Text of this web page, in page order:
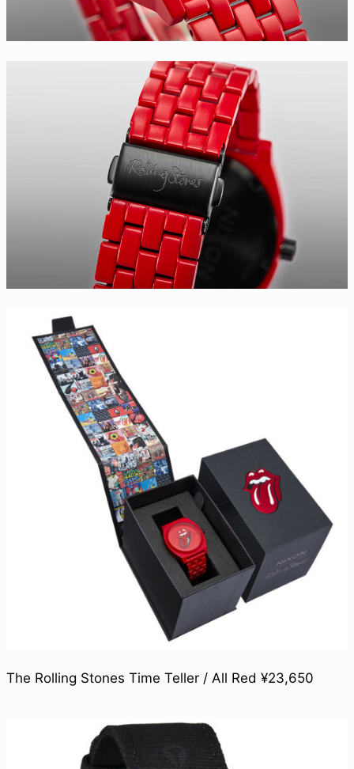
The Rolling Stones Time Teller / All Red ¥23,650